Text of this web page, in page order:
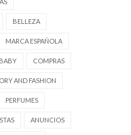
BELLEZA
MARCA ESPAÑOLA
COMPRAS
AND FASHION
PERFUMES
ANUNCIOS